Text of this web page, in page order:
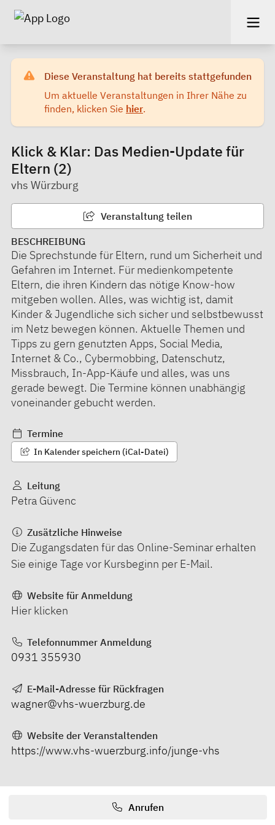
Diese Veranstaltung hat bereits stattgefunden
Um aktuelle Veranstaltungen in Ihrer Nähe zu
finden, klicken Sie hier.
Klick & Klar: Das Medien-Update für
Eltern (2)
vhs Würzburg
Veranstaltung teilen
BESCHREIBUNG
Die Sprechstunde für Eltern, rund um Sicherheit und
Gefahren im Internet. Für medienkompetente
Eltern, die ihren Kindern das nötige Know-how
mitgeben wollen. Alles, was wichtig ist, damit
Kinder & Jugendliche sich sicher und selbstbewusst
im Netz bewegen können. Aktuelle Themen und
Tipps zu gern genutzten Apps, Social Media,
Internet & Co., Cybermobbing, Datenschutz,
Missbrauch, In-App-Käufe und alles, was uns
gerade bewegt. Die Termine können unabhängig
voneinander gebucht werden.
Termine
In Kalender speichern (iCal-Datei)
Leitung
Petra Güvenc
Zusätzliche Hinweise
Die Zugangsdaten für das Online-Seminar erhalten
Sie einige Tage vor Kursbeginn per E-Mail.
Website für Anmeldung
Hier klicken
Telefonnummer Anmeldung
0931 355930
E-Mail-Adresse für Rückfragen
wagner@vhs-wuerzburg.de
Website der Veranstaltenden
https://www.vhs-wuerzburg.info/junge-vhs
Anrufen